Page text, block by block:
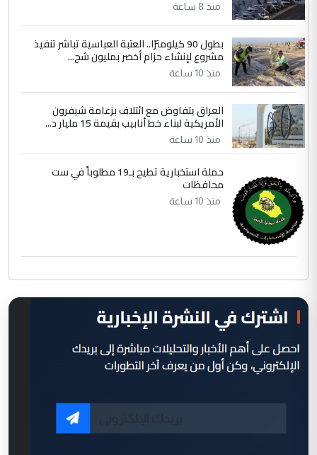
منذ 8 ساعة
بطول 90 كيلومترًا.. العتبة العباسية تباشر تنفيذ
مشروع لإنشاء حزام أخضر بمليون شج...
منذ 10 ساعة
العراق يتفاوض مع ائتلاف بزعامة شيفرون
الأمريكية لبناء خط أنابيب بقيمة 15 مليار د...
منذ 10 ساعة
حملة استخبارية تطيح بـ19 مطلوباً في ست
محافظات
منذ 10 ساعة